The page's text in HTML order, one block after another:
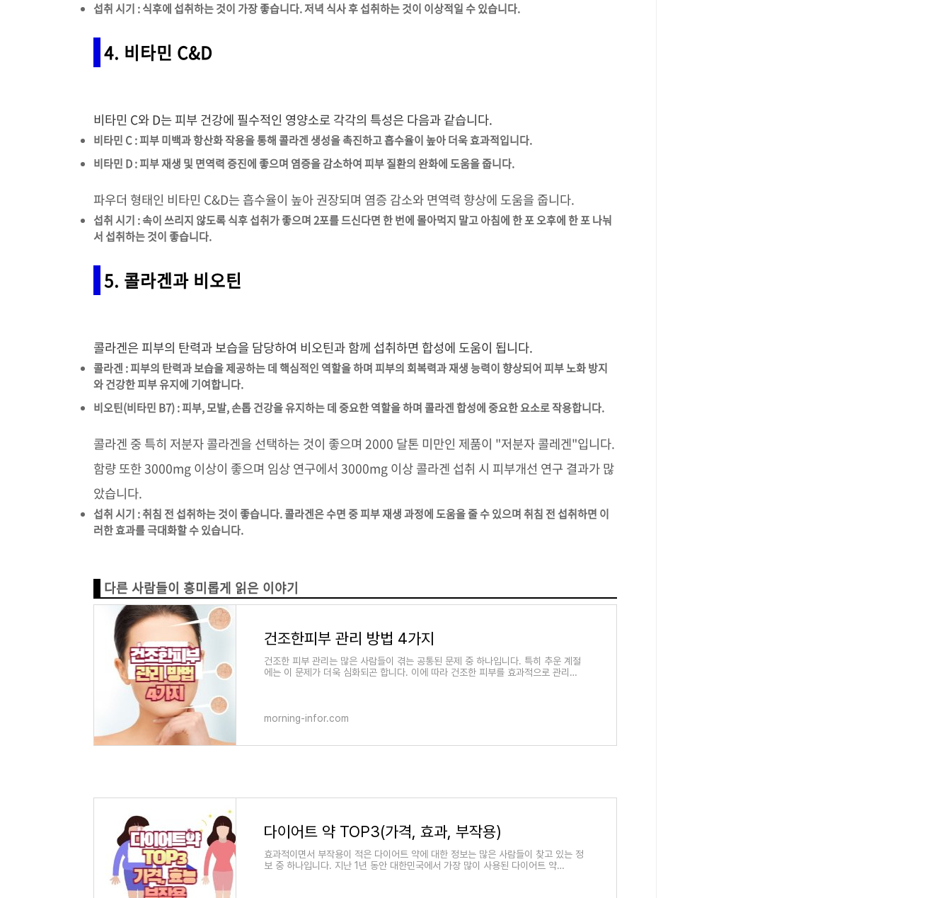
섭취 시기 : 식후에 섭취하는 것이 가장 좋습니다. 저녁 식사 후 섭취하는 것이 이상적일 수 있습니다.
4. 비타민 C&D
비타민 C와 D는 피부 건강에 필수적인 영양소로 각각의 특성은 다음과 같습니다.
비타민 C : 피부 미백과 항산화 작용을 통해 콜라겐 생성을 촉진하고 흡수율이 높아 더욱 효과적입니다.
비타민 D : 피부 재생 및 면역력 증진에 좋으며 염증을 감소하여 피부 질환의 완화에 도움을 줍니다.
파우더 형태인 비타민 C&D는 흡수율이 높아 권장되며 염증 감소와 면역력 향상에 도움을 줍니다.
섭취 시기 : 속이 쓰리지 않도록 식후 섭취가 좋으며 2포를 드신다면 한 번에 몰아먹지 말고 아침에 한 포 오후에 한 포 나눠
서 섭취하는 것이 좋습니다.
5. 콜라겐과 비오틴
콜라겐은 피부의 탄력과 보습을 담당하여 비오틴과 함께 섭취하면 합성에 도움이 됩니다.
콜라겐 : 피부의 탄력과 보습을 제공하는 데 핵심적인 역할을 하며 피부의 회복력과 재생 능력이 향상되어 피부 노화 방지
와 건강한 피부 유지에 기여합니다.
비오틴(비타민 B7) : 피부, 모발, 손톱 건강을 유지하는 데 중요한 역할을 하며 콜라겐 합성에 중요한 요소로 작용합니다.
콜라겐 중 특히 저분자 콜라겐을 선택하는 것이 좋으며 2000 달톤 미만인 제품이 "저분자 콜레겐"입니다.
함량 또한 3000mg 이상이 좋으며 임상 연구에서 3000mg 이상 콜라겐 섭취 시 피부개선 연구 결과가 많
았습니다.
섭취 시기 : 취침 전 섭취하는 것이 좋습니다. 콜라겐은 수면 중 피부 재생 과정에 도움을 줄 수 있으며 취침 전 섭취하면 이
러한 효과를 극대화할 수 있습니다.
다른 사람들이 흥미롭게 읽은 이야기
건조한피부 관리 방법 4가지
건조한 피부 관리는 많은 사람들이 겪는 공통된 문제 중 하나입니다. 특히 추운 계절
에는 이 문제가 더욱 심화되곤 합니다. 이에 따라 건조한 피부를 효과적으로 관리하
morning-infor.com
다이어트 약 TOP3(가격, 효과, 부작용)
효과적이면서 부작용이 적은 다이어트 약에 대한 정보는 많은 사람들이 찾고 있는 정
보 중 하나입니다. 지난 1년 동안 대한민국에서 가장 많이 사용된 다이어트 약